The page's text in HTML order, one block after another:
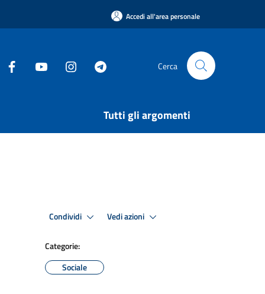
Accedi all'area personale
Cerca
Tutti gli argomenti
Condividi Vedi azioni
Categorie:
Sociale